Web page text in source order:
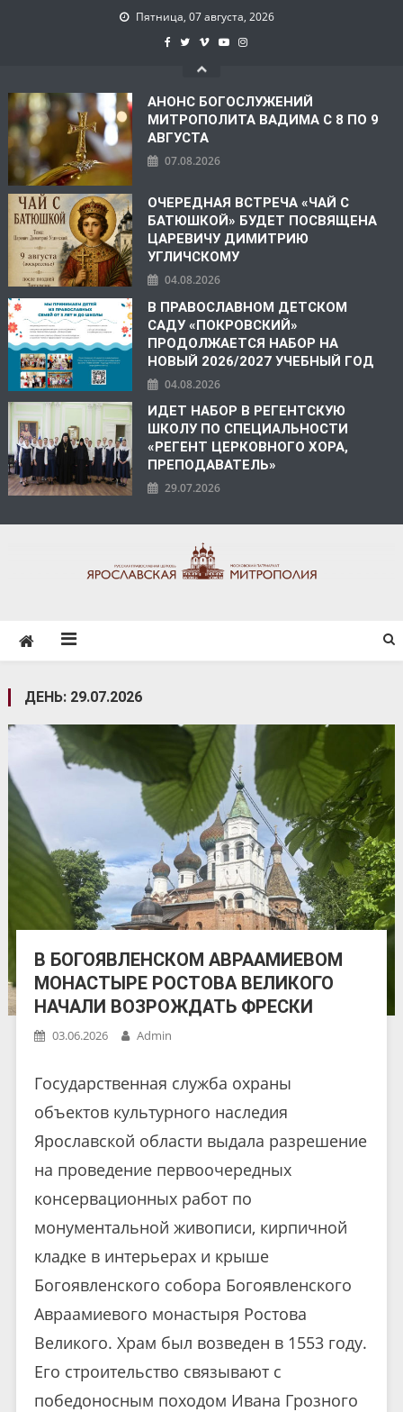
Пятница, 07 августа, 2026
АНОНС БОГОСЛУЖЕНИЙ
МИТРОПОЛИТА ВАДИМА С 8 ПО 9
АВГУСТА
07.08.2026
ОЧЕРЕДНАЯ ВСТРЕЧА «ЧАЙ С
БАТЮШКОЙ» БУДЕТ ПОСВЯЩЕНА
ЦАРЕВИЧУ ДИМИТРИЮ
УГЛИЧСКОМУ
04.08.2026
В ПРАВОСЛАВНОМ ДЕТСКОМ
САДУ «ПОКРОВСКИЙ»
ПРОДОЛЖАЕТСЯ НАБОР НА
НОВЫЙ 2026/2027 УЧЕБНЫЙ ГОД
04.08.2026
ИДЕТ НАБОР В РЕГЕНТСКУЮ
ШКОЛУ ПО СПЕЦИАЛЬНОСТИ
«РЕГЕНТ ЦЕРКОВНОГО ХОРА,
ПРЕПОДАВАТЕЛЬ»
29.07.2026
ДЕНЬ: 29.07.2026
В БОГОЯВЛЕНСКОМ АВРААМИЕВОМ
МОНАСТЫРЕ РОСТОВА ВЕЛИКОГО
НАЧАЛИ ВОЗРОЖДАТЬ ФРЕСКИ
03.06.2026 Admin
Государственная служба охраны
объектов культурного наследия
Ярославской области выдала разрешение
на проведение первоочередных
консервационных работ по
монументальной живописи, кирпичной
кладке в интерьерах и крыше
Богоявленского собора Богоявленского
Авраамиевого монастыря Ростова
Великого. Храм был возведен в 1553 году.
Его строительство связывают с
победоносным походом Ивана Грозного